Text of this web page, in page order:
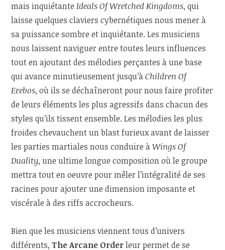
mais inquiétanteIdeals Of Wretched Kingdoms, qui
laisse quelques claviers cybernétiques nous mener à
sa puissance sombre et inquiétante. Les musiciens
nous laissent naviguer entre toutes leurs influences
tout en ajoutant des mélodies perçantes à une base
qui avance minutieusement jusqu’àChildren Of
Erebos, où ils se déchaîneront pour nous faire profiter
de leurs éléments les plus agressifs dans chacun des
styles qu’ils tissent ensemble. Les mélodies les plus
froides chevauchent un blast furieux avant de laisser
les parties martiales nous conduire àWings Of
Duality, une ultime longue composition où le groupe
mettra tout en oeuvre pour mêler l’intégralité de ses
racines pour ajouter une dimension imposante et
viscérale à des riffs accrocheurs.
Bien que les musiciens viennent tous d’univers
différents,The Arcane Orderleur permet de se